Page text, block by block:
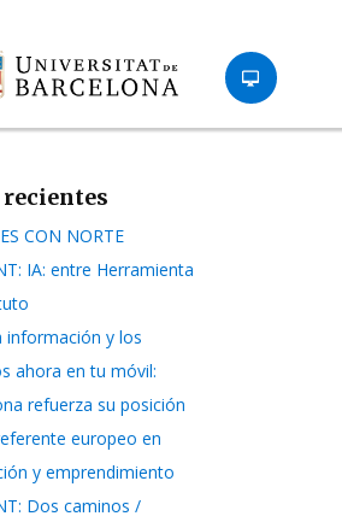
CON NORTE
IA: entre Herramienta
información y los
ahora en tu móvil:
refuerza su posición
europeo en
y emprendimiento
Dos caminos /